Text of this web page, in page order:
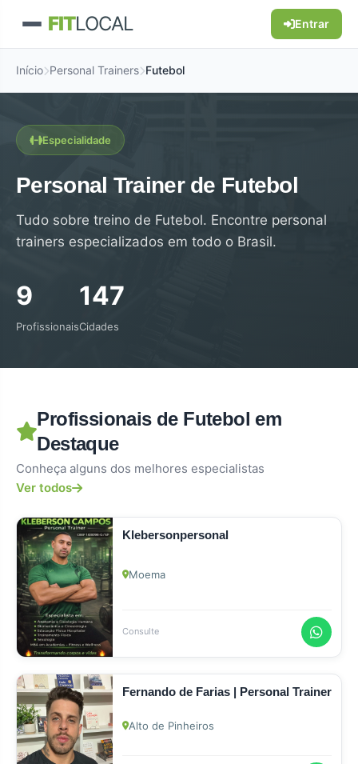
FITLOCAL Entrar
Início Personal Trainers Futebol
Especialidade
Personal Trainer de Futebol
Tudo sobre treino de Futebol. Encontre personal
trainers especializados em todo o Brasil.
9
Profissionais
147
Cidades
Profissionais de Futebol em
Destaque
Conheça alguns dos melhores especialistas
Ver todos
Klebersonpersonal
Moema
Consulte
Fernando de Farias | Personal Trainer
Alto de Pinheiros